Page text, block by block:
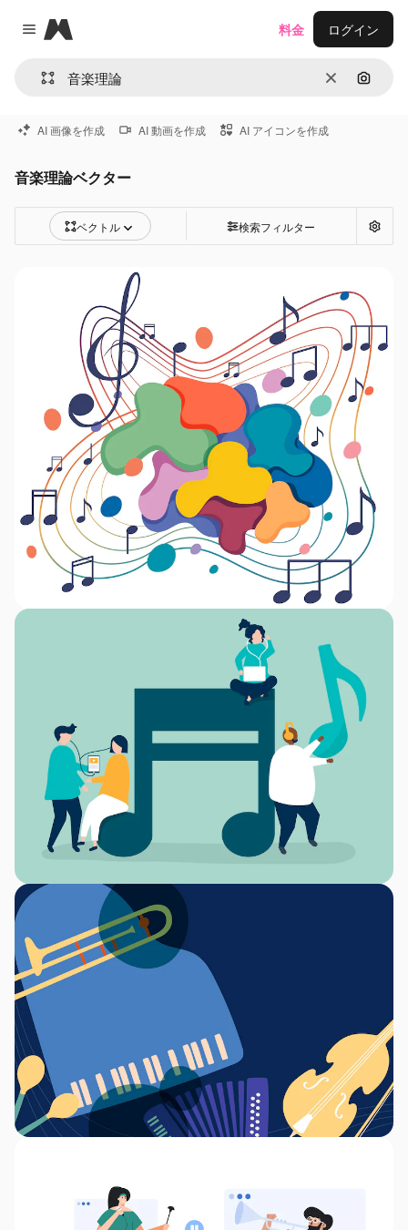
Close menu
Magnific
消去 画像で
料金 ログイン
AI 画像を作成 AI 動画を作成 AI アイコンを作成
音楽理論ベクター
ベクトル 検索フィルター